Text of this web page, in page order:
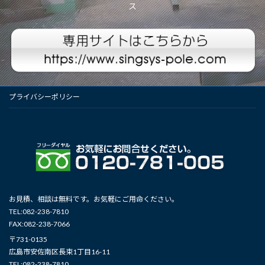
ス
プライバシーポリシー
お見積、相談は無料です。お気軽にご用命ください。
TEL:082-238-7810
FAX:082-238-7066
〒731-0135
広島市安佐南区長束1丁目16-11